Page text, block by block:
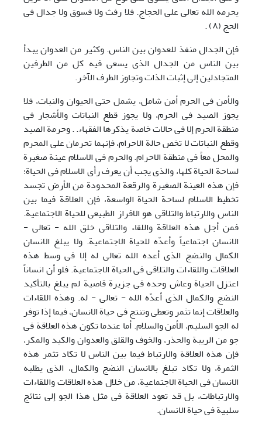
یحرمه الله تعالی علی الحجاج. فلا رفث ولا فسوق ولا جدال فی
الحج (٨) .
فإن الجدال منفذ للعدوان بین الناس. وکثیر من العدوان یبدأ
بین الناس من الجدال الذی یسعی فیه کل من الطرفین
المتجادلین إلی إثبات الذات وتجاوز الطرف الآخر.
والأمن فی الحرم أمن شامل، یشمل حتی الحیوان والنبات، فلا
یجوز الصید فی الحرم، ولا یجوز قطع النباتات والأشجار فی
منطقة الحرم إلا فی حالات خاصة یذکرها الفقهاء. . وحرمة الصید
وقطع النباتات لا تخص حالة الاحرام، فإنهما تحرمان علی المحرم
والمحل معاً فی منطقة الاحرام. والحرم فی الاسلام عینة صغیرة
لساحة الحیاة کلها، والذی یجب أن یعرف رأی الاسلام فی الحیاة؛
فإن هذه العینة الصغیرة والرقعة المحدودة من الأرض تجسد
تخطیط الاسلام لساحة الحیاة الواسعة، فإن العلاقة فیما بین
الناس والارتباط والتلاقی هو الافراز الطبیعی للحیاة الاجتماعیة.
فمن أجل هذه العلاقة واللقاء والتلاقی خلق الله - تعالی -
الانسان اجتماعیاً وأعدّه للحیاة الاجتماعیة. ولا یبلغ الانسان
الکمال والنضج الذی أعده الله تعالی له إلا فی وسط هذه
العلاقات واللقاءات والتلاقی فی الحیاة الاجتماعیة. فلو أن انساناً
اعتزل الحیاة وعاش وحده فی جزیرة قاصیة لم یبلغ بالتأکید
النضج والکمال الذی أعدّه الله - تعالی - له. وهذه اللقاءات
والعلاقات إنما تثمر وتعطی وتنتج فی حیاة الانسان، فیما إذا توفر
له الجو السلیم، الأمن والسلام. أما عندما تکون هذه العلاقة فی
جو من الریبة والحذر، والخوف والقلق والعدوان والکید والمکر،
فإن هذه العلاقة والارتباط فیما بین الناس لا تکاد تثمر هذه
الثمرة، ولا تکاد تبلغ بالانسان النضج والکمال، الذی یطلبه
الانسان فی الحیاة الاجتماعیة، من خلال هذه العلاقات واللقاءات
والارتباطات، بل قد تعود العلاقة فی مثل هذا الجو إلی نتائج
سلبیة فی حیاة الانسان.